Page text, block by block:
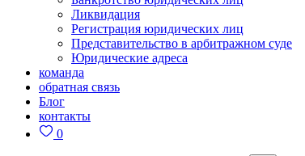
Ликвидация
Регистрация юридических лиц
Представительство в арбитражном суде
Юридические адреса
команда
обратная связь
Блог
контакты
0